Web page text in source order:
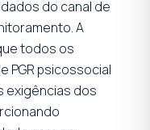
do canal de
A
todos os
PGR psicossocial
exigências dos